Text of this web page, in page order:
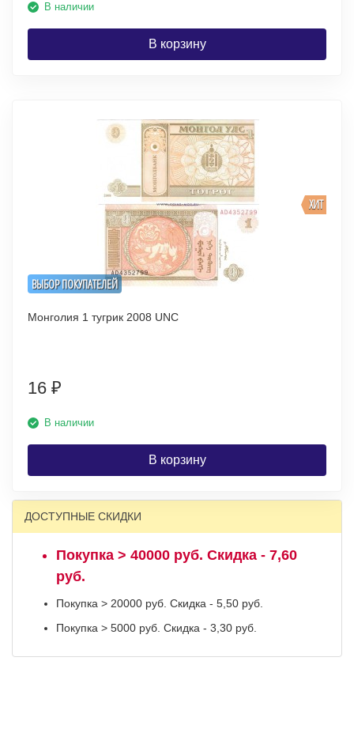
В наличии
В корзину
ВЫБОР ПОКУПАТЕЛЕЙ
ХИТ
Монголия 1 тугрик 2008 UNC
16 ₽
В наличии
В корзину
ДОСТУПНЫЕ СКИДКИ
Покупка > 40000 руб. Скидка - 7,60
руб.
Покупка > 20000 руб. Скидка - 5,50 руб.
Покупка > 5000 руб. Скидка - 3,30 руб.